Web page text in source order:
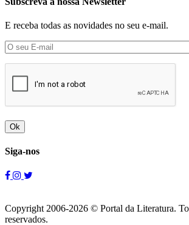
E receba todas as novidades no seu e-mail.
Ok
Siga-nos
Copyright 2006-2026 © Portal da Literatura.
reservados.